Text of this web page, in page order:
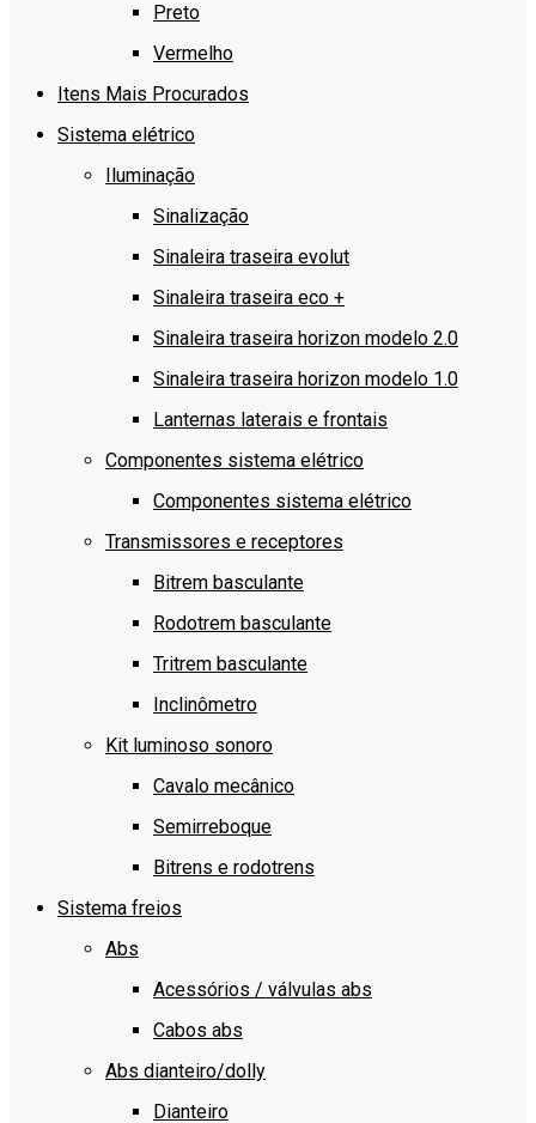
Preto
Vermelho
Itens Mais Procurados
Sistema elétrico
Iluminação
Sinalização
Sinaleira traseira evolut
Sinaleira traseira eco +
Sinaleira traseira horizon modelo 2.0
Sinaleira traseira horizon modelo 1.0
Lanternas laterais e frontais
Componentes sistema elétrico
Componentes sistema elétrico
Transmissores e receptores
Bitrem basculante
Rodotrem basculante
Tritrem basculante
Inclinômetro
Kit luminoso sonoro
Cavalo mecânico
Semirreboque
Bitrens e rodotrens
Sistema freios
Abs
Acessórios / válvulas abs
Cabos abs
Abs dianteiro/dolly
Dianteiro